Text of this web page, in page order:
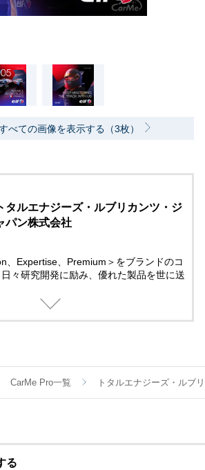
べての画像を表示する（3枚）
トタルエナジーズ・ルブリカンツ・ジ
パン株式会社
、Expertise、Premium＞をブランドのコ
々研究開発に励み、優れた製品を世に送
50年以上にも及び先進テクノロジーでサ
フの製品は世界中のお客様から信頼され
CarMe Pro一覧 トタルエナジーズ・ルブ
る